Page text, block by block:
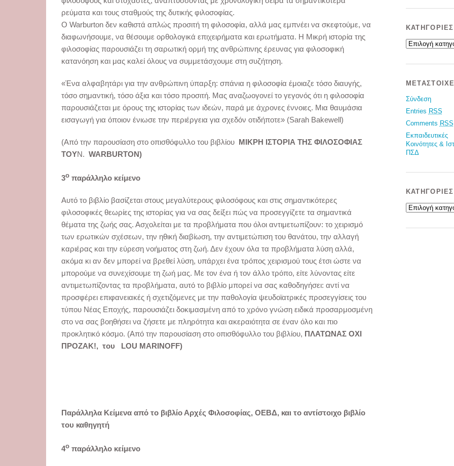
ρεύματα και τους σταθμούς της δυτικής φιλοσοφίας.
Ο Warburton δεν καθιστά απλώς προσιτή τη φιλοσοφία, αλλά μας εμπνέει να σκεφτούμε, να
διαφωνήσουμε, να θέσουμε ορθολογικά επιχειρήματα και ερωτήματα. Η Μικρή ιστορία της
φιλοσοφίας παρουσιάζει τη σαρωτική ορμή της ανθρώπινης έρευνας για φιλοσοφική
κατανόηση και μας καλεί όλους να συμμετάσχουμε στη συζήτηση.
«Ένα αλφαβητάρι για την ανθρώπινη ύπαρξη: σπάνια η φιλοσοφία έμοιαζε τόσο διαυγής,
τόσο σημαντική, τόσο άξια και τόσο προσιτή. Μας αναζωογονεί το γεγονός ότι η φιλοσοφία
παρουσιάζεται με όρους της ιστορίας των ιδεών, παρά με άχρονες έννοιες. Μια θαυμάσια
εισαγωγή για όποιον ένιωσε την περιέργεια για σχεδόν οτιδήποτε» (Sarah Bakewell)
(Από την παρουσίαση στο οπισθόφυλλο του βιβλίου ΜΙΚΡΗ ΙΣΤΟΡΙΑ ΤΗΣ ΦΙΛΟΣΟΦΙΑΣ
TOYN. WARBURTON)
3ο παράλληλο κείμενο
Αυτό το βιβλίο βασίζεται στους μεγαλύτερους φιλοσόφους και στις σημαντικότερες
φιλοσοφικές θεωρίες της ιστορίας για να σας δείξει πώς να προσεγγίζετε τα σημαντικά
θέματα της ζωής σας. Ασχολείται με τα προβλήματα που όλοι αντιμετωπίζουν: το χειρισμό
των ερωτικών σχέσεων, την ηθική διαβίωση, την αντιμετώπιση του θανάτου, την αλλαγή
καριέρας και την εύρεση νοήματος στη ζωή. Δεν έχουν όλα τα προβλήματα λύση αλλά,
ακόμα κι αν δεν μπορεί να βρεθεί λύση, υπάρχει ένα τρόπος χειρισμού τους έτσι ώστε να
μπορούμε να συνεχίσουμε τη ζωή μας. Με τον ένα ή τον άλλο τρόπο, είτε λύνοντας είτε
αντιμετωπίζοντας τα προβλήματα, αυτό το βιβλίο μπορεί να σας καθοδηγήσει: αντί να
προσφέρει επιφανειακές ή σχετιζόμενες με την παθολογία ψευδοϊατρικές προσεγγίσεις του
τύπου Νέας Εποχής, παρουσιάζει δοκιμασμένη από το χρόνο γνώση ειδικά προσαρμοσμένη
στο να σας βοηθήσει να ζήσετε με πληρότητα και ακεραιότητα σε έναν όλο και πιο
προκλητικό κόσμο. (Από την παρουσίαση στο οπισθόφυλλο του βιβλίου, ΠΛΑΤΩΝΑΣ ΟΧΙ
ΠΡΟΖΑΚ!, του LOU MARINOFF)
Παράλληλα Κείμενα από το βιβλίο Αρχές Φιλοσοφίας, ΟΕΒΔ, και το αντίστοιχο βιβλίο
του καθηγητή
4ο παράλληλο κείμενο
KΑΤΗΓΟΡΊΕΣ
Kατηγορίες
Σύνδεση
Entries RSS
Comments RSS
Εκπαιδευτικές
Κοινότητες &
ΠΣΔ
KΑΤΗΓΟΡΊΕΣ
Kατηγορίες